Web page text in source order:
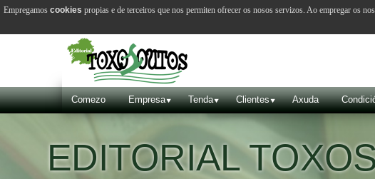
Comezo Empresa Tenda Clientes Axuda
EDITORIAL
Empregamos cookies propias e de terceiros que nos permiten ofrecer os nosos servizos. Ao empregar os